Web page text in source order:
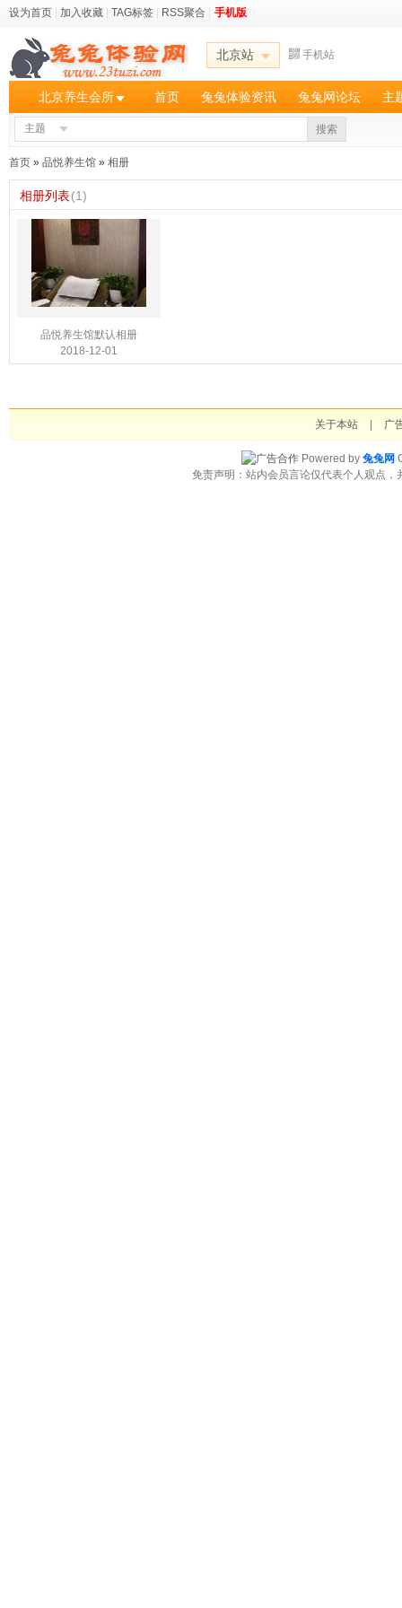
设为首页 加入收藏 TAG标签 RSS聚合 手机版
北京站 手机站
北京养生会所 首页 兔兔体验资讯 兔兔网论坛 主
主题 搜索
首页 » 品悦养生馆 » 相册
相册列表(1)
品悦养生馆默认相册
2018-12-01
关于本站 广
Powered by 兔兔网
免责声明：站内会员言论仅代表个人观点